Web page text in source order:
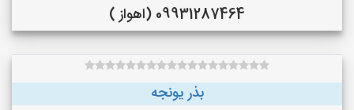
09931287464 (اهواز )
بذر یونجه